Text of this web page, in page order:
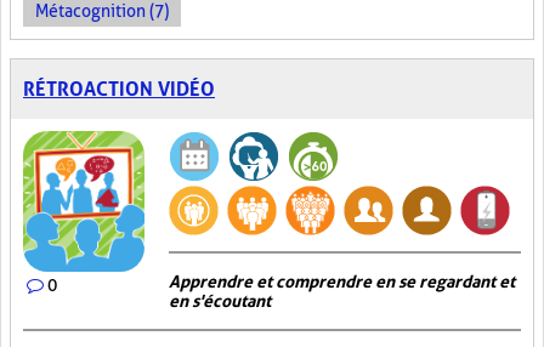
Métacognition (7)
RÉTROACTION VIDÉO
0
Apprendre et comprendre en se regardant et
en s'écoutant